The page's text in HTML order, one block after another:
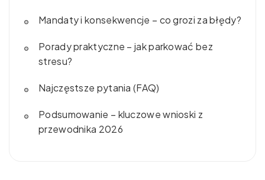
Mandaty i konsekwencje – co grozi za błędy?
Porady praktyczne – jak parkować bez
stresu?
Najczęstsze pytania (FAQ)
Podsumowanie – kluczowe wnioski z
przewodnika 2026